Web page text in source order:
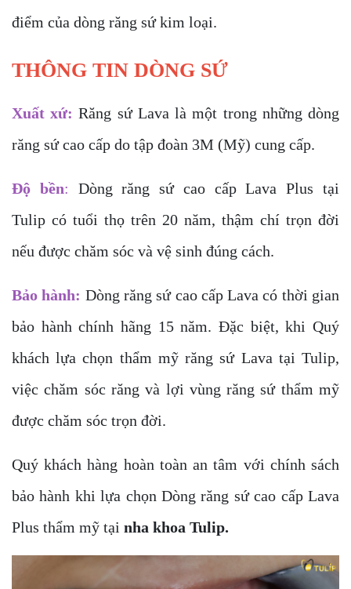
điểm của dòng răng sứ kim loại.
THÔNG TIN DÒNG SỨ
Xuất xứ: Răng sứ Lava là một trong những dòng
răng sứ cao cấp do tập đoàn 3M (Mỹ) cung cấp.
Độ bền:
Dòng răng sứ cao cấp Lava Plus tại
Tulip có tuổi thọ trên 20 năm, thậm chí trọn đời
nếu được chăm sóc và vệ sinh đúng cách.
Bảo hành: Dòng răng sứ cao cấp Lava có thời gian
bảo hành chính hãng 15 năm. Đặc biệt, khi Quý
khách lựa chọn thẩm mỹ răng sứ Lava tại Tulip,
việc chăm sóc răng và lợi vùng răng sứ thẩm mỹ
được chăm sóc trọn đời.
Quý khách hàng hoàn toàn an tâm với chính sách
bảo hành khi lựa chọn Dòng răng sứ cao cấp Lava
Plus thẩm mỹ tại nha khoa Tulip.